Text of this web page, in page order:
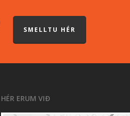
SMELLTU HÉR
HÉR ERUM VIÐ